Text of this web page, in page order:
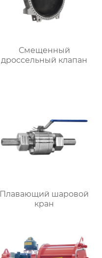
Смещенный
дроссельный клапан
Плавающий шаровой
кран